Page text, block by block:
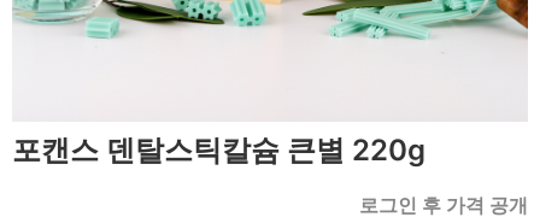
포캔스 덴탈스틱칼슘 큰별 220g
로그인 후 가격 공개